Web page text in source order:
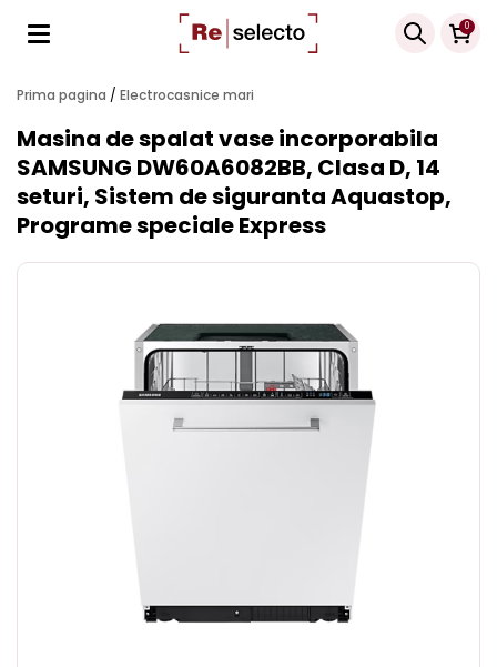
0
Products
search
Prima pagina / Electrocasnice mari
Masina de spalat vase incorporabila
SAMSUNG DW60A6082BB, Clasa D, 14
seturi, Sistem de siguranta Aquastop,
Programe speciale Express